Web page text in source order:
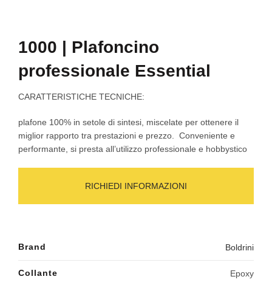
1000 | Plafoncino
professionale Essential
CARATTERISTICHE TECNICHE:
plafone 100% in setole di sintesi, miscelate per ottenere il
miglior rapporto tra prestazioni e prezzo.
Conveniente e
performante, si presta all’utilizzo professionale e hobbystico
RICHIEDI INFORMAZIONI
Brand Boldrini
Collante Epoxy